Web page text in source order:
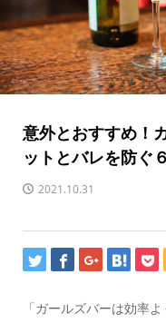
意外とおすすめ！
ットとバレを防ぐ
2021.10.31
「ガールズバーは効率